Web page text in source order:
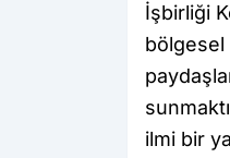
İşbirliği
bölgesel
ilmi bir